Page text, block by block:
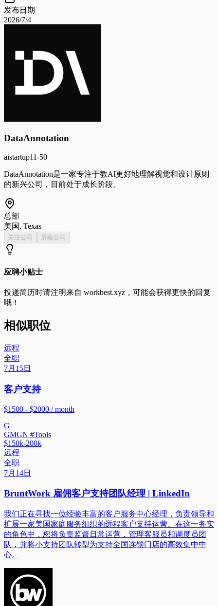
发布日期
2026/7/4
DataAnnotation
aistartup11-50
DataAnnotation是一家专注于教AI更好地理解视觉和设计原则
的新兴公司，目前处于成长阶段。
总部
美国, Texas
关注公司 屏蔽公司
应聘小贴士
投递简历时请注明来自 workbest.xyz ，可能会获得更快的回复
哦！
相似职位
远程
全职
7月15日
客户支持
$1500 - $2000 / month
G
GMGN #Tools
$150k-200k
远程
全职
7月14日
BruntWork 雇佣客户支持团队经理 | LinkedIn
我们正在寻找一位经验丰富的客户服务中心经理，负责领导和
扩展一家美国家庭服务组织的远程客户支持运营。在这一务实
的角色中，您将负责监督日常运营，管理客服员和调度员团
队，并将小支持团队转型为支持全国连锁门店的高效集中中
心。